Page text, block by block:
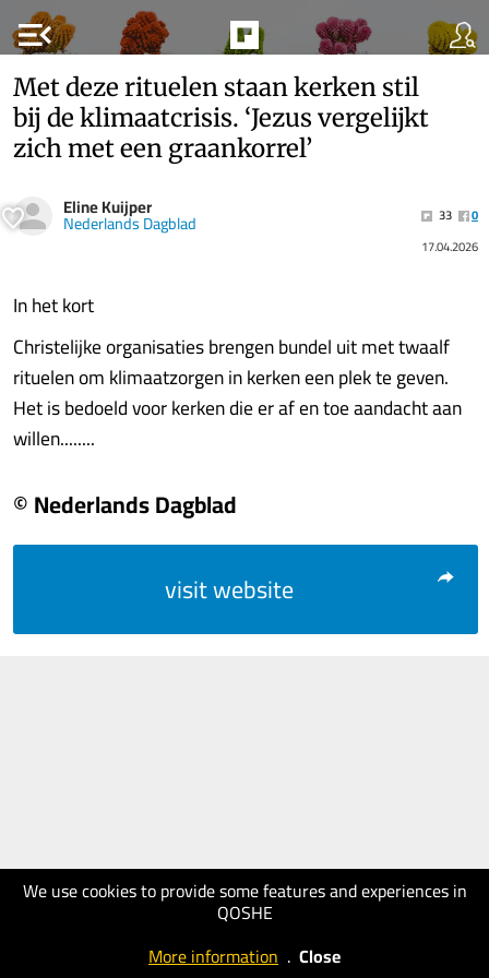
menu_open
We use cookies to provide some features and experiences in
QOSHE
More information . Close
Met deze rituelen staan kerken stil
bij de klimaatcrisis. ‘Jezus vergelijkt
zich met een graankorrel’
Eline Kuijper
Nederlands Dagblad 33
0
17.04.2026
In het kort
Christelijke organisaties brengen bundel uit met twaalf
rituelen om klimaatzorgen in kerken een plek te geven.
Het is bedoeld voor kerken die er af en toe aandacht aan
willen........
© Nederlands Dagblad
visit website